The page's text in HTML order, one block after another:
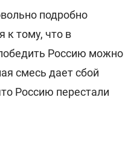
подробно
к тому, что в
Россию можно
смесь дает сбой
Россию перестали